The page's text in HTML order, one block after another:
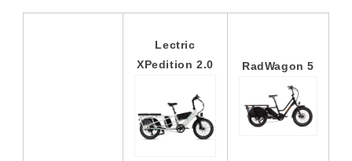
Lectric
XPedition 2.0
RadWagon 5